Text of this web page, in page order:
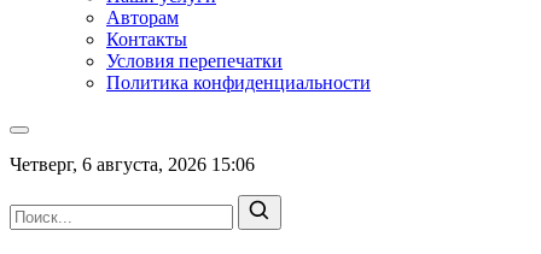
Авторам
Контакты
Условия перепечатки
Политика конфиденциальности
Четверг, 6 августа, 2026 15:06